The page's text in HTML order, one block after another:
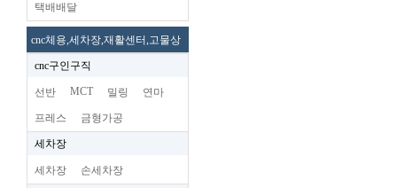
택배배달
cnc체용,세차장,재활센터,고물상
cnc구인구직
선반 MCT 밀링 연마
프레스 금형가공
세차장
세차장 손세차장